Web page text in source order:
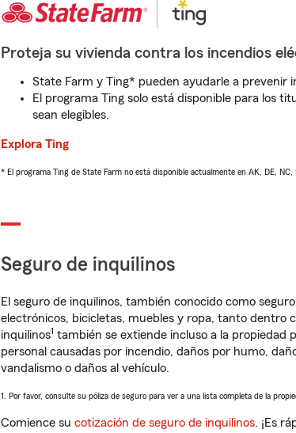
Proteja su vivienda contra los incendios
State Farm y Ting* pueden ayudarle a prevenir
El programa Ting solo está disponible para los
sean elegibles.
Explora Ting
* El programa Ting de State Farm no está disponible actualmente en AK, DE, NC,
Seguro de inquilinos
El seguro de inquilinos, también conocido como
electrónicos, bicicletas, muebles y ropa, tanto dentro
inquilinos1 también se extiende incluso a la propiedad
personal causadas por incendio, daños por humo,
vandalismo o daños al vehículo.
1. Por favor, consulte su póliza de seguro para ver a una lista completa de la
Comience su cotización de seguro de inquilinos. ¡Es